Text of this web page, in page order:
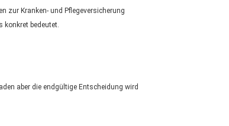
zur Kranken- und Pflegeversicherung
konkret bedeutet.
aber die endgültige Entscheidung wird